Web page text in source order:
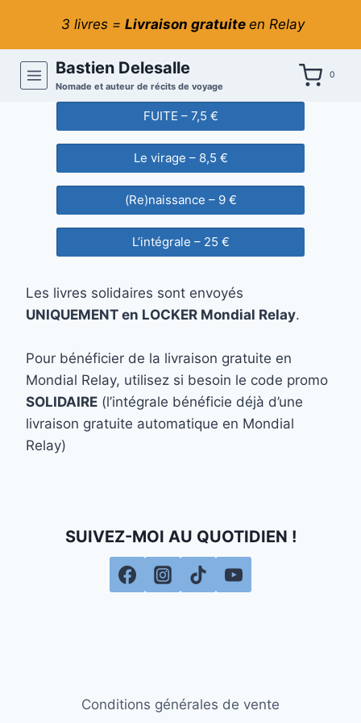
contenu
3 livres = Livraison gratuite en Relay
Bastien Delesalle
Nomade et auteur de récits de voyage
0
FUITE – 7,5 €
Le virage – 8,5 €
(Re)naissance – 9 €
L’intégrale – 25 €
Les livres solidaires sont envoyés
UNIQUEMENT en LOCKER Mondial Relay.
Pour bénéficier de la livraison gratuite en
Mondial Relay, utilisez si besoin le code promo
SOLIDAIRE (l’intégrale bénéficie déjà d’une
livraison gratuite automatique en Mondial
Relay)
SUIVEZ-MOI AU QUOTIDIEN !
Conditions générales de vente